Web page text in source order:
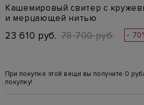
Кашемировый свитер с
и мерцающей нитью
23 610 руб. 78 700 руб. -
При покупке этой вещи вы получите 0
покупку!